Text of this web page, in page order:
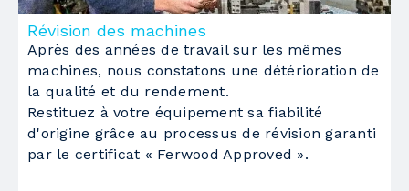
Plan de travail
Nb de tables 1
Largeur 2100 mm
Longueur
Révision des machines
Après des années de travail sur les mêmes
machines, nous constatons une détérioration de
la qualité et du rendement.
Restituez à votre équipement sa fiabilité
d'origine grâce au processus de révision garanti
par le certificat « Ferwood Approved ».